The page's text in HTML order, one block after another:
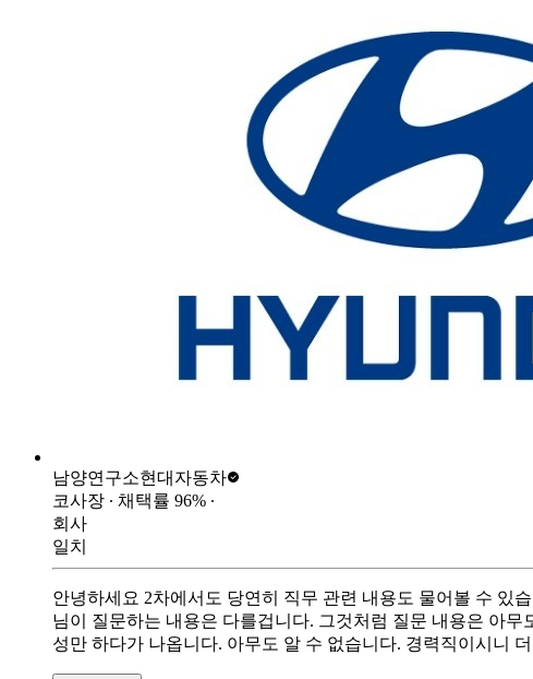
남양연구소현대자동차
코사장 ∙ 채택률 96% ∙
회사
일치
안녕하세요 2차에서도 당연히 직무 관련 내용도 물어볼 수 있
님이 질문하는 내용은 다를겁니다. 그것처럼 질문 내용은 아
성만 하다가 나옵니다. 아무도 알 수 없습니다. 경력직이시니